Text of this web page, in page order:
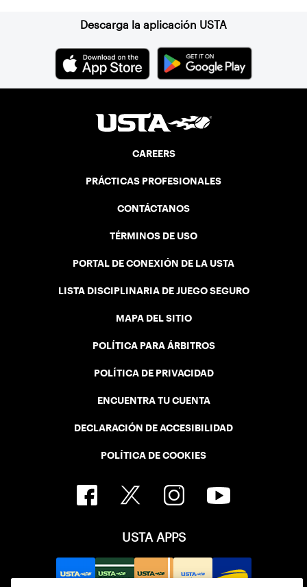
Descarga la aplicación USTA
CAREERS
PRÁCTICAS PROFESIONALES
CONTÁCTANOS
TÉRMINOS DE USO
PORTAL DE CONEXIÓN DE LA USTA
LISTA DISCIPLINARIA DE JUEGO SEGURO
MAPA DEL SITIO
POLÍTICA PARA ÁRBITROS
POLÍTICA DE PRIVACIDAD
ENCUENTRA TU CUENTA
DECLARACIÓN DE ACCESIBILIDAD
POLÍTICA DE COOKIES
USTA APPS